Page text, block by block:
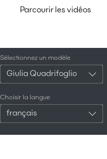
Parcourir les vidéos
Sélectionnez un modèle
Giulia Quadrifoglio
Choisir la langue
français